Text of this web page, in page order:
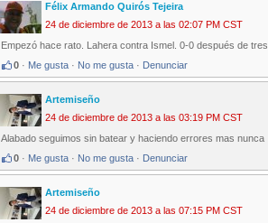
Félix Armando Quirós Tejeira
24 de diciembre de 2013 a las 02:07 PM CST
Empezó hace rato. Lahera contra Ismel. 0-0 después de tres.
0 · Me gusta · No me gusta · Denunciar
Artemiseño
24 de diciembre de 2013 a las 03:19 PM CST
Alabado seguimos sin batear y haciendo errores mas nunca
0 · Me gusta · No me gusta · Denunciar
Artemiseño
24 de diciembre de 2013 a las 07:15 PM CST